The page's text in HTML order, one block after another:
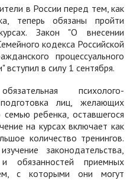
в России перед тем, как
теперь обязаны пройти
Закон "О внесении
кодекса Российской
процессуального
в силу 1 сентября.
психолого-
лиц, желающих
ребенка, оставшегося
на курсах включает как
количество тренингов.
законодательства,
обязанностей приемных
с которыми они могут